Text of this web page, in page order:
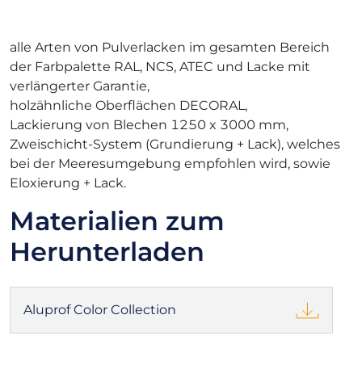
alle Arten von Pulverlacken im gesamten Bereich
der Farbpalette RAL, NCS, ATEC und Lacke mit
verlängerter Garantie,
holzähnliche Oberflächen DECORAL,
Lackierung von Blechen 1250 x 3000 mm,
Zweischicht-System (Grundierung + Lack), welches
bei der Meeresumgebung empfohlen wird, sowie
Eloxierung + Lack.
Materialien zum
Herunterladen
Aluprof Color Collection